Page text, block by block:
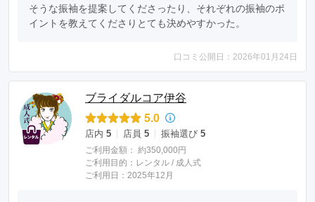
そうな振袖を提案してくださったり、それぞれの振袖のポ
イントを教えてくださりとても決めやすかった。
口コミ公開日：2026年01月24日
ブライダルコア伊谷
5.0
店内 5 店員 5 振袖選び 5
ご利用金額： 約350,000円
ご利用目的： レンタル / 成人式
ご利用日：2025年12月